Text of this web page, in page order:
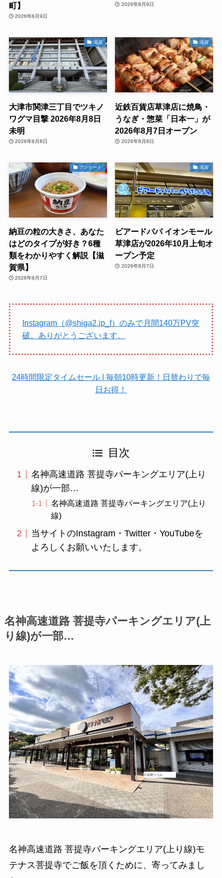
町】
2026年8月9日
2026年8月9日
滋賀
大津市関津三丁目でツキノ
ワグマ目撃 2026年8月8日
未明
2026年8月8日
滋賀
近鉄百貨店草津店に焼鳥・
うなぎ・惣菜「日本一」が
2026年8月7日オープン
2026年8月8日
アンケート
納豆の粒の大きさ、あなた
はどのタイプが好き？6種
類をわかりやすく解説【滋
賀県】
2026年8月7日
滋賀
ビアードパパ イオンモール
草津店が2026年10月上旬オ
ープン予定
2026年8月7日
Instagram（@shiga2.jp_f）のみで月間140万PV突
破。ありがとうございます。
24時間限定タイムセール | 毎朝10時更新！日替わりで毎
日お得！
目次
名神高速道路 菩提寺パーキングエリア(上り
線)が一部…
名神高速道路 菩提寺パーキングエリア(上り
線)
当サイトのInstagram・Twitter・YouTubeを
よろしくお願いいたします。
名神高速道路 菩提寺パーキングエリア(上
り線)が一部…
名神高速道路 菩提寺パーキングエリア(上り線)モ
テナス菩提寺でご飯を頂くために、寄ってみまし